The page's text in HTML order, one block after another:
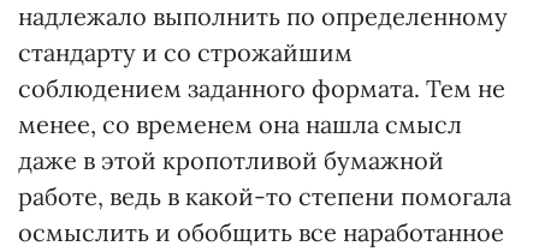
надлежало выполнить по определенному
стандарту и со строжайшим
соблюдением заданного формата. Тем не
менее, со временем она нашла смысл
даже в этой кропотливой бумажной
работе, ведь в какой-то степени помогала
осмыслить и обобщить все наработанное